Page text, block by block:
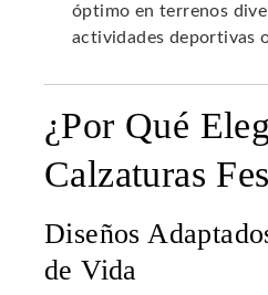
óptimo en terrenos
actividades deportivas
¿Por Qué
Calzaturas
Diseños
de Vida